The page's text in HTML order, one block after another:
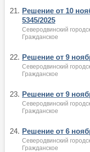
21. Решение от 10
5345/2025
Северодвинский
Гражданское
22. Решение от 9
Северодвинский
Гражданское
23. Решение от 9
Северодвинский
Гражданское
24. Решение от 6
Северодвинский
Гражданское